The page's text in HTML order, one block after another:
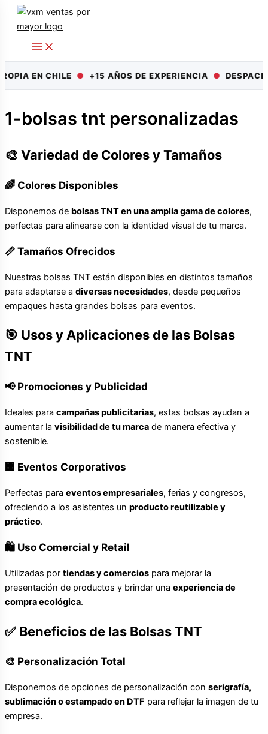
EN CHILE● +15 AÑOS DE EXPERIENCIA●
1-bolsas tnt personalizadas
🎨 Variedad de Colores y Tamaños
🌈 Colores Disponibles
Disponemos de bolsas TNT en una amplia gama de colores,
perfectas para alinearse con la identidad visual de tu marca.
📏 Tamaños Ofrecidos
Nuestras bolsas TNT están disponibles en distintos tamaños
para adaptarse a diversas necesidades, desde pequeños
empaques hasta grandes bolsas para eventos.
🎯 Usos y Aplicaciones de las Bolsas
TNT
📢 Promociones y Publicidad
Ideales para campañas publicitarias, estas bolsas ayudan a
aumentar la visibilidad de tu marca de manera efectiva y
sostenible.
🏢 Eventos Corporativos
Perfectas para eventos empresariales, ferias y congresos,
ofreciendo a los asistentes un producto reutilizable y
práctico.
🛍️ Uso Comercial y Retail
Utilizadas por tiendas y comercios para mejorar la
presentación de productos y brindar una experiencia de
compra ecológica.
✅ Beneficios de las Bolsas TNT
🎨 Personalización Total
Disponemos de opciones de personalización con serigrafía,
sublimación o estampado en DTF para reflejar la imagen de tu
empresa.